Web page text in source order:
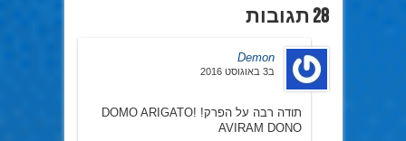
28 תגובות
Demon
ב3 באוגוסט 2016
תודה רבה על הפרק! DOMO ARIGATO!
AVIRAM DONO